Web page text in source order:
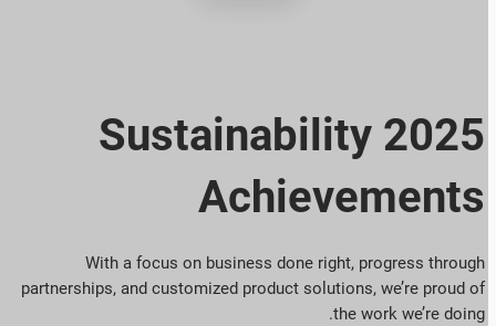
2025 Sustainability
Achievements
With a focus on business done right, progress through
partnerships, and customized product solutions,we’reproud of
the workwe’redoing.